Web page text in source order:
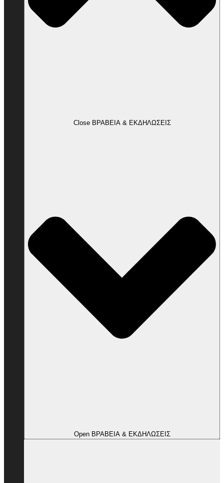
Close ΒΡΑΒΕΙΑ & ΕΚΔΗΛΩΣΕΙΣ
Open ΒΡΑΒΕΙΑ & ΕΚΔΗΛΩΣΕΙΣ